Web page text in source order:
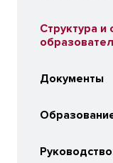
Структура и
Документы